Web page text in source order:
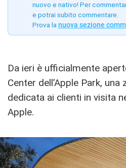
nuovo e nativo! Per
e potrai subito commentare.
Prova la nuova sezione
Da ieri è ufficialmente
Center dell’Apple Park,
dedicata ai clienti in visita
Apple.